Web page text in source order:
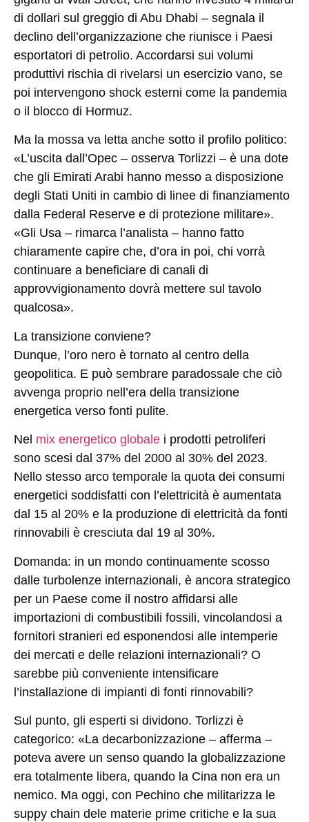
di dollari sul greggio di Abu Dhabi – segnala il
declino dell’organizzazione che riunisce i Paesi
esportatori di petrolio. Accordarsi sui volumi
produttivi rischia di rivelarsi un esercizio vano, se
poi intervengono shock esterni come la pandemia
o il blocco di Hormuz.
Ma la mossa va letta anche sotto il profilo politico:
«L’uscita dall’Opec – osserva Torlizzi – è una dote
che gli Emirati Arabi hanno messo a disposizione
degli Stati Uniti in cambio di linee di finanziamento
dalla Federal Reserve e di protezione militare».
«Gli Usa – rimarca l’analista – hanno fatto
chiaramente capire che, d’ora in poi, chi vorrà
continuare a beneficiare di canali di
approvvigionamento dovrà mettere sul tavolo
qualcosa».
La transizione conviene?
Dunque, l’oro nero è tornato al centro della
geopolitica. E può sembrare paradossale che ciò
avvenga proprio nell’era della transizione
energetica verso fonti pulite.
Nel mix energetico globale i prodotti petroliferi
sono scesi dal 37% del 2000 al 30% del 2023.
Nello stesso arco temporale la quota dei consumi
energetici soddisfatti con l’elettricità è aumentata
dal 15 al 20% e la produzione di elettricità da fonti
rinnovabili è cresciuta dal 19 al 30%.
Domanda: in un mondo continuamente scosso
dalle turbolenze internazionali, è ancora strategico
per un Paese come il nostro affidarsi alle
importazioni di combustibili fossili, vincolandosi a
fornitori stranieri ed esponendosi alle intemperie
dei mercati e delle relazioni internazionali? O
sarebbe più conveniente intensificare
l’installazione di impianti di fonti rinnovabili?
Sul punto, gli esperti si dividono. Torlizzi è
categorico: «La decarbonizzazione – afferma –
poteva avere un senso quando la globalizzazione
era totalmente libera, quando la Cina non era un
nemico. Ma oggi, con Pechino che militarizza le
suppy chain dele materie prime critiche e la sua